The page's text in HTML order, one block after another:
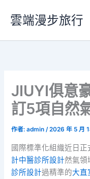
要
雲端漫步旅行
JIUYI俱意
訂5項自然
作者:admin/2026 年 5 月
國際標準化組織近日
計中醫診所設計然氣領
診所設計過精準的大直